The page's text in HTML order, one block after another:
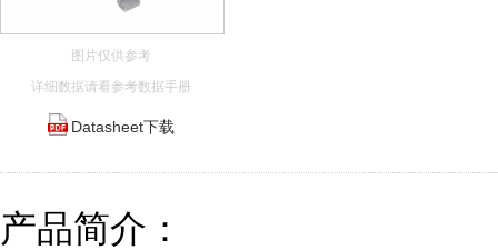
图片仅供参考
详细数据请看参考数据手册
Datasheet下载
产品简介：